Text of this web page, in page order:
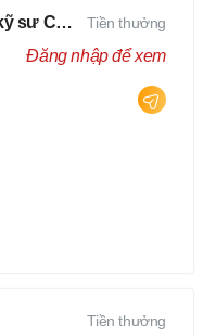
Tuyển dụng thực tập sinh kỹ sư CNTT
Tiền thưởng
Đăng nhập để xem
Tiền thưởng